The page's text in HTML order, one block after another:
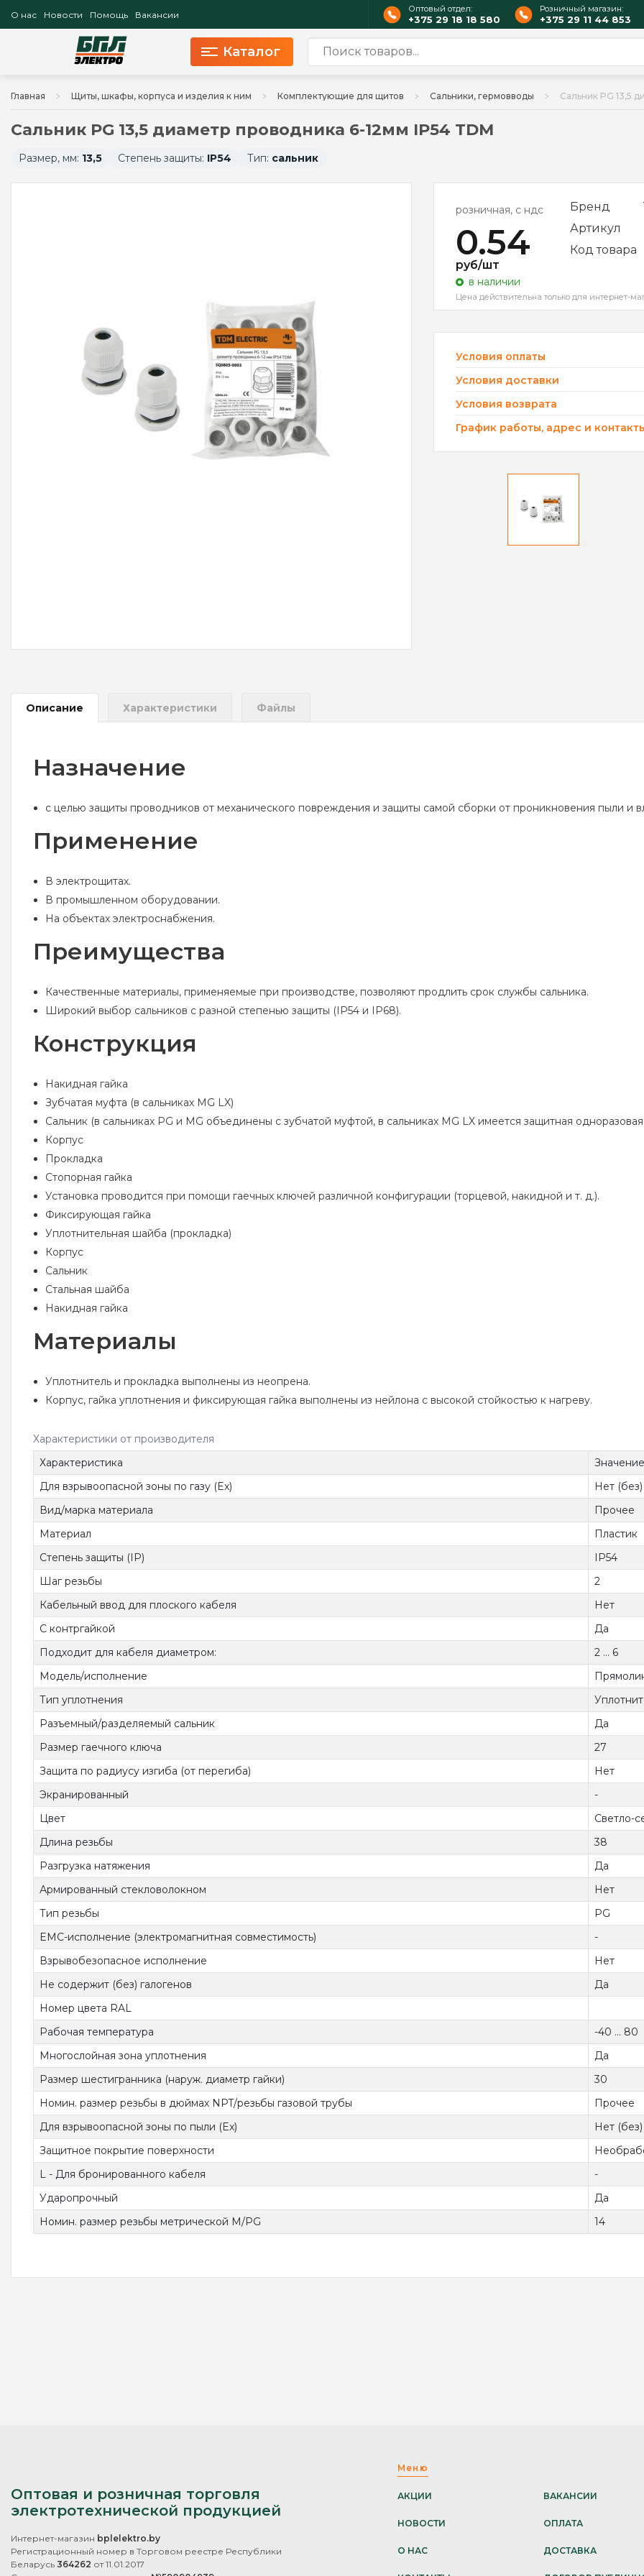
О нас Новости Помощь Вакансии
Оптовый отдел:
+375 29 18 18 580
Розничный магазин:
+375 29 11 44 853
Каталог
Главная Щиты, шкафы, корпуса и изделия к ним Комплектующие для щитов Сальники, гермовводы Сальник PG 13,5
Сальник PG 13,5 диаметр проводника 6-12мм IP54 TDM
Размер, мм: 13,5 Степень защиты: IP54 Тип: сальник
розничная, с ндс
0.54
руб/шт
в наличии
Цена действительна только для интернет-
Бренд
Артикул
Код товара
Условия оплаты
Условия доставки
Условия возврата
График работы, адрес и
Описание Характеристики Файлы
Назначение
с целью защиты проводников от механического повреждения и защиты самой сборки от проникновения пыли и
Применение
В электрощитах.
В промышленном оборудовании.
На объектах электроснабжения.
Преимущества
Качественные материалы, применяемые при производстве, позволяют продлить срок службы сальника.
Широкий выбор сальников с разной степенью защиты (IP54 и IP68).
Конструкция
Накидная гайка
Зубчатая муфта (в сальниках MG LX)
Сальник (в сальниках PG и MG объединены с зубчатой муфтой, в сальниках MG LX имеется защитная
Корпус
Прокладка
Стопорная гайка
Установка проводится при помощи гаечных ключей различной конфигурации (торцевой, накидной и т. д.).
Фиксирующая гайка
Уплотнительная шайба (прокладка)
Корпус
Сальник
Стальная шайба
Накидная гайка
Материалы
Уплотнитель и прокладка выполнены из неопрена.
Корпус, гайка уплотнения и фиксирующая гайка выполнены из нейлона с высокой стойкостью к нагреву.
Характеристики от производителя
Характеристика
Значение
Для взрывоопасной зоны по газу (Ex)
Нет (без)
Вид/марка материала
Прочее
Материал
Пластик
Степень защиты (IP)
IP54
Шаг резьбы
2
Кабельный ввод для плоского кабеля
Нет
С контргайкой
Да
Подходит для кабеля диаметром:
2 ... 6
Модель/исполнение
Тип уплотнения
Разъемный/разделяемый сальник
Да
Размер гаечного ключа
27
Защита по радиусу изгиба (от перегиба)
Нет
Экранированный
-
Цвет
Светло-
Длина резьбы
38
Разгрузка натяжения
Да
Армированный стекловолокном
Нет
Тип резьбы
PG
EMC-исполнение (электромагнитная совместимость)
-
Взрывобезопасное исполнение
Нет
Не содержит (без) галогенов
Да
Номер цвета RAL
Рабочая температура
-40 ... 80
Многослойная зона уплотнения
Да
Размер шестигранника (наруж. диаметр гайки)
30
Номин. размер резьбы в дюймах NPT/резьбы газовой трубы
Прочее
Для взрывоопасной зоны по пыли (Ex)
Нет (без)
Защитное покрытие поверхности
L - Для бронированного кабеля
-
Ударопрочный
Да
Номин. размер резьбы метрической M/PG
14
Оптовая и розничная торговля
электротехнической продукцией
Интернет-магазин bplelektro.by
Регистрационный номер в Торговом реестре Республики
Беларусь 364262 от 11.01.2017
Меню
АКЦИИ
НОВОСТИ
О НАС
ВАКАНСИИ
ОПЛАТА
ДОСТАВКА